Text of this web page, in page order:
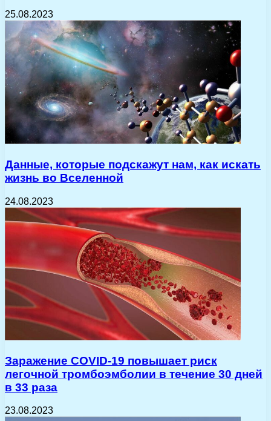
25.08.2023
Данные, которые подскажут нам, как искать
жизнь во Вселенной
24.08.2023
Заражение COVID-19 повышает риск
легочной тромбоэмболии в течение 30 дней
в 33 раза
23.08.2023